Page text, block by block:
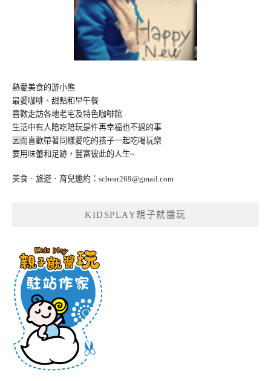
熱愛美食的游小熊
最愛咖啡、甜點和早午餐
喜歡走訪各地老宅及特色咖啡館
生活中有人陪吃陪玩是件再幸福也不過的事
因而喜歡帶著同樣愛吃的孩子一起吃喝玩樂
要用味蕾和足跡，豐富彼此的人生~
美食．旅遊．育兒邀約： scbear269@gmail.com
KIDSPLAY親子就醬玩